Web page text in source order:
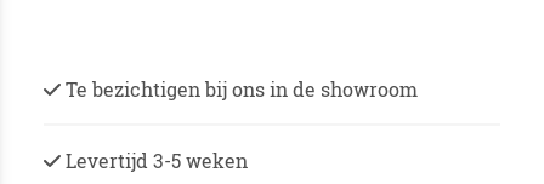
Te bezichtigen bij ons in de showroom
Levertijd 3-5 weken